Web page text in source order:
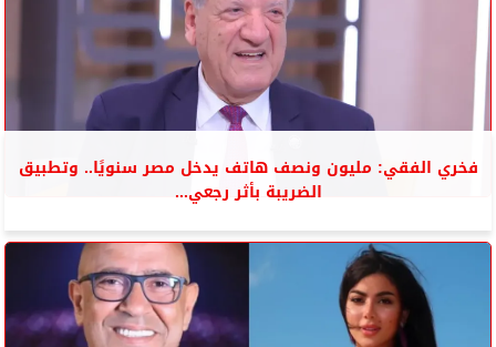
فخري الفقي: مليون ونصف هاتف يدخل مصر سنويًا.. وتطبيق
الضريبة بأثر رجعي...